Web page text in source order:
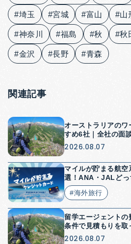
#埼玉 #宮城 #富山 #山
#神奈川 #福島 #秋 #秋
#金沢 #長野 #青森
関連記事
オーストラリアの
すめ6社｜全社の面
年】
2026.08.07
マイルが貯まる航
選！ANA・JALどっ
はある？
#海外旅行
留学エージェント
条件で見積もりを
年】
2026.08.07